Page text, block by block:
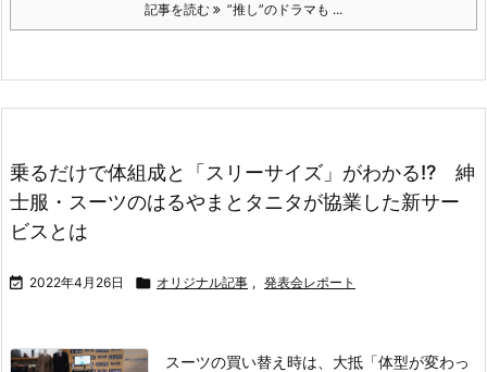
記事を読む ”推し”のドラマも ...
乗るだけで体組成と「スリーサイズ」がわかる!? 紳
士服・スーツのはるやまとタニタが協業した新サー
ビスとは
 2022年4月26日  オリジナル記事 , 発表会レポート
スーツの買い替え時は、大抵「体型が変わっ